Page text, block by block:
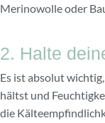
Merinowolle oder
2. Halte
Es ist absolut
hältst und
die